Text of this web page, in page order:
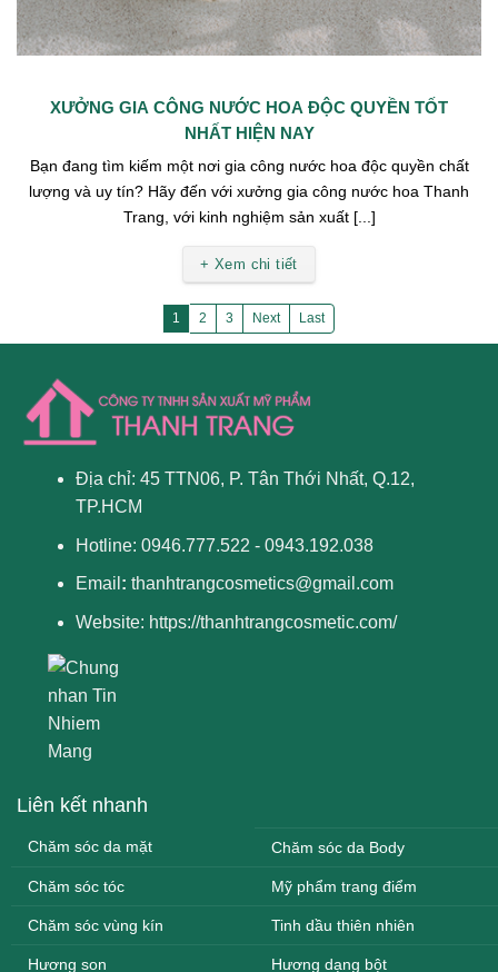
XƯỞNG GIA CÔNG NƯỚC HOA ĐỘC QUYỀN TỐT
NHẤT HIỆN NAY
Bạn đang tìm kiếm một nơi gia công nước hoa độc quyền chất
lượng và uy tín? Hãy đến với xưởng gia công nước hoa Thanh
Trang, với kinh nghiệm sản xuất [...]
+ Xem chi tiết
1 2 3 Next Last
Địa chỉ: 45 TTN06, P. Tân Thới Nhất, Q.12,
TP.HCM
Hotline: 0946.777.522 - 0943.192.038
Email : thanhtrangcosmetics@gmail.com
Website: https://thanhtrangcosmetic.com/
Liên kết nhanh
Chăm sóc da mặt Chăm sóc da Body
Chăm sóc tóc Mỹ phẩm trang điểm
Chăm sóc vùng kín Tinh dầu thiên nhiên
Hương son Hương dạng bột